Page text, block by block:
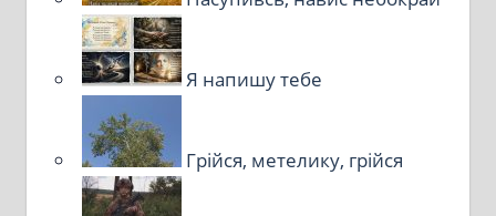
Я напишу тебе
Грійся, метелику, грійся